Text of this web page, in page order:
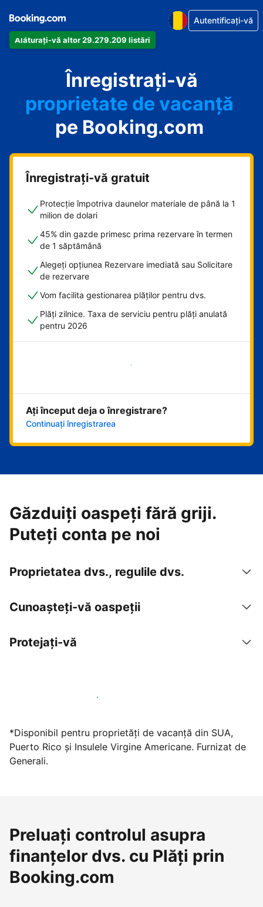
Alăturați-vă altor 29.279.209 listări
Autentificați-vă
Înregistrați-vă
apartamentul
hotelul
proprietate de vacanță
pensiunea
B&B-ul
pe Booking.com
Înregistrați-vă gratuit
Protecție împotriva daunelor materiale de până la 1
milion de dolari
45% din gazde primesc prima rezervare în termen
de 1 săptămână
Alegeți opțiunea Rezervare imediată sau Solicitare
de rezervare
Vom facilita gestionarea plăților pentru dvs.
Plăți zilnice. Taxa de serviciu pentru plăți anulată
pentru 2026
Începeți acum
Ați început deja o înregistrare?
Continuați înregistrarea
Găzduiți oaspeți fără griji.
Puteți conta pe noi
Proprietatea dvs., regulile dvs.
Cunoașteți-vă oaspeții
Protejați-vă
Găzduiți oaspeți cu noi chiar astăzi
*Disponibil pentru proprietăți de vacanță din SUA,
Puerto Rico și Insulele Virgine Americane. Furnizat de
Generali.
Preluați controlul asupra
finanțelor dvs. cu Plăți prin
Booking.com